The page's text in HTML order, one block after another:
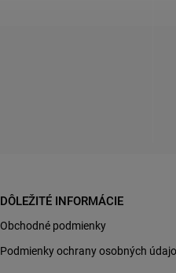
DÔLEŽITÉ INFORMÁCIE
Obchodné podmienky
Podmienky ochrany osobných